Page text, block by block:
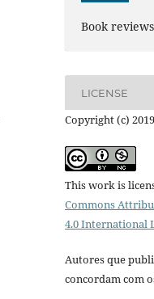
Book reviews
LICENSE
Copyright (c)
This work is
Commons
4.0 International
Autores que
concordam com